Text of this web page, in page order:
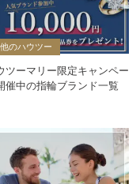
のハウツー
ツーマリー限定キャンペー
催中の指輪ブランド一覧